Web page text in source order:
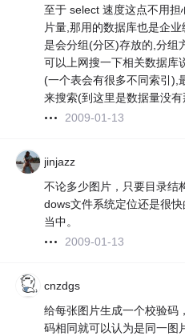
至于 select 速度这点不用
片量,那用的数据库也是企
是会分组(分区)存放的,分组
可以上网搜一下相关数据库
(一个表会有很多不同索引),
来搜索(到这里是数据量没
2009-01-13
jinjazz
不论多少图片，只要目录结
dows文件系统定位还是很
当中。
2009-01-13
cnzdgs
给每张图片生成一个校验码
码相同就可以认为是同一图